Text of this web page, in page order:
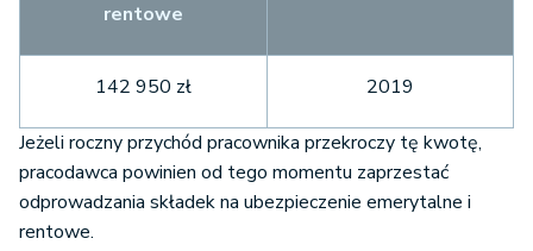
rentowe
142 950 zł 2019
Jeżeli roczny przychód pracownika przekroczy tę kwotę,
pracodawca powinien od tego momentu zaprzestać
odprowadzania składek na ubezpieczenie emerytalne i
rentowe.